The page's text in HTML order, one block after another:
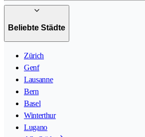
Beliebte Städte
Zürich
Genf
Lausanne
Bern
Basel
Winterthur
Lugano